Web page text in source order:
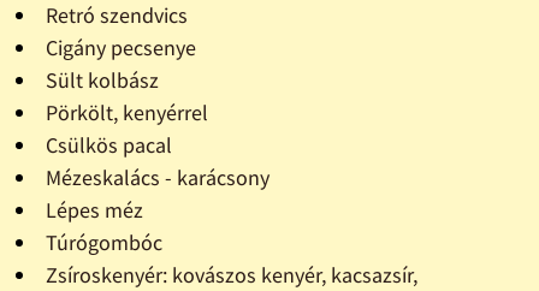
Retró szendvics
Cigány pecsenye
Sült kolbász
Pörkölt, kenyérrel
Csülkös pacal
Mézeskalács - karácsony
Lépes méz
Túrógombóc
Zsíroskenyér: kovászos kenyér, kacsazsír,